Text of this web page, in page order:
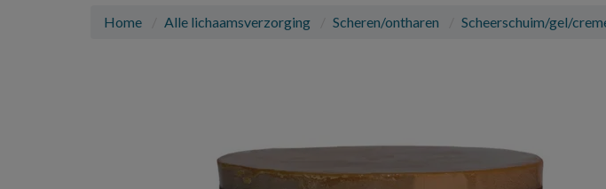
Home Alle lichaamsverzorging Scheren/ontharen Scheerschuim/gel/